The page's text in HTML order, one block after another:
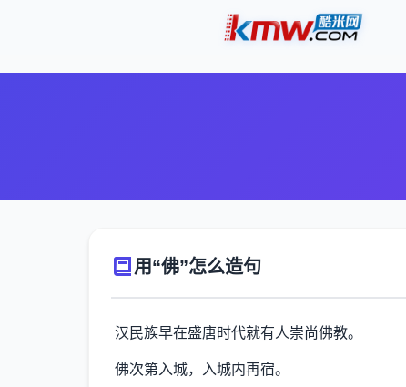
用“佛”怎么造句
汉民族早在盛唐时代就有人崇尚佛教。
佛次第入城，入城内再宿。